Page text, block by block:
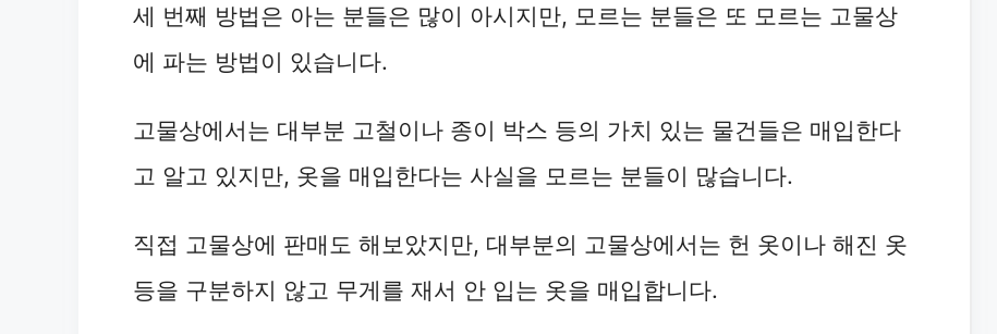
세 번째 방법은 아는 분들은 많이 아시지만, 모르는 분들은 또 모르는 고물상
에 파는 방법이 있습니다.
고물상에서는 대부분 고철이나 종이 박스 등의 가치 있는 물건들은 매입한다
고 알고 있지만, 옷을 매입한다는 사실을 모르는 분들이 많습니다.
직접 고물상에 판매도 해보았지만, 대부분의 고물상에서는 헌 옷이나 해진 옷
등을 구분하지 않고 무게를 재서 안 입는 옷을 매입합니다.